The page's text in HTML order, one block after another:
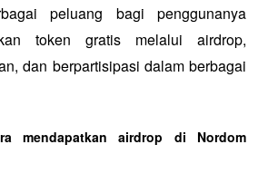
peluang bagi penggunanya
token gratis melalui airdrop,
dan berpartisipasi dalam berbagai
mendapatkan airdrop di Nordom